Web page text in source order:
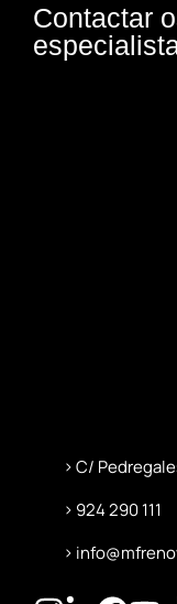
Contactar
C/
924 290 111